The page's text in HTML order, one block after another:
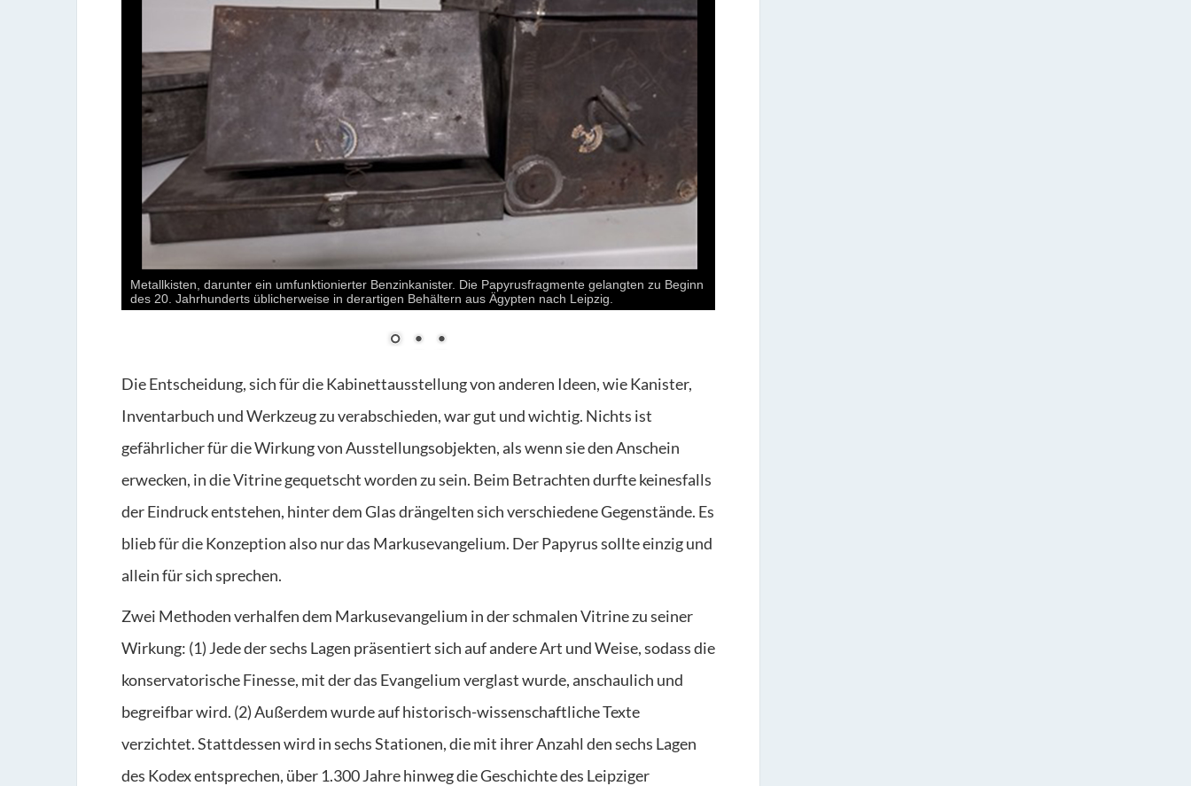
Metallkisten, darunter ein umfunktionierter Benzinkanister. Die Papyrusfragmente gelangten zu Beginn
des 20. Jahrhunderts üblicherweise in derartigen Behältern aus Ägypten nach Leipzig.
Die Entscheidung, sich für die Kabinettausstellung von anderen Ideen, wie Kanister,
Inventarbuch und Werkzeug zu verabschieden, war gut und wichtig. Nichts ist
gefährlicher für die Wirkung von Ausstellungsobjekten, als wenn sie den Anschein
erwecken, in die Vitrine gequetscht worden zu sein. Beim Betrachten durfte keinesfalls
der Eindruck entstehen, hinter dem Glas drängelten sich verschiedene Gegenstände. Es
blieb für die Konzeption also nur das Markusevangelium. Der Papyrus sollte einzig und
allein für sich sprechen.
Zwei Methoden verhalfen dem Markusevangelium in der schmalen Vitrine zu seiner
Wirkung: (1) Jede der sechs Lagen präsentiert sich auf andere Art und Weise, sodass die
konservatorische Finesse, mit der das Evangelium verglast wurde, anschaulich und
begreifbar wird. (2) Außerdem wurde auf historisch-wissenschaftliche Texte
verzichtet. Stattdessen wird in sechs Stationen, die mit ihrer Anzahl den sechs Lagen
des Kodex entsprechen, über 1.300 Jahre hinweg die Geschichte des Leipziger